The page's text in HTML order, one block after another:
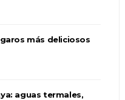
más deliciosos
aguas termales,